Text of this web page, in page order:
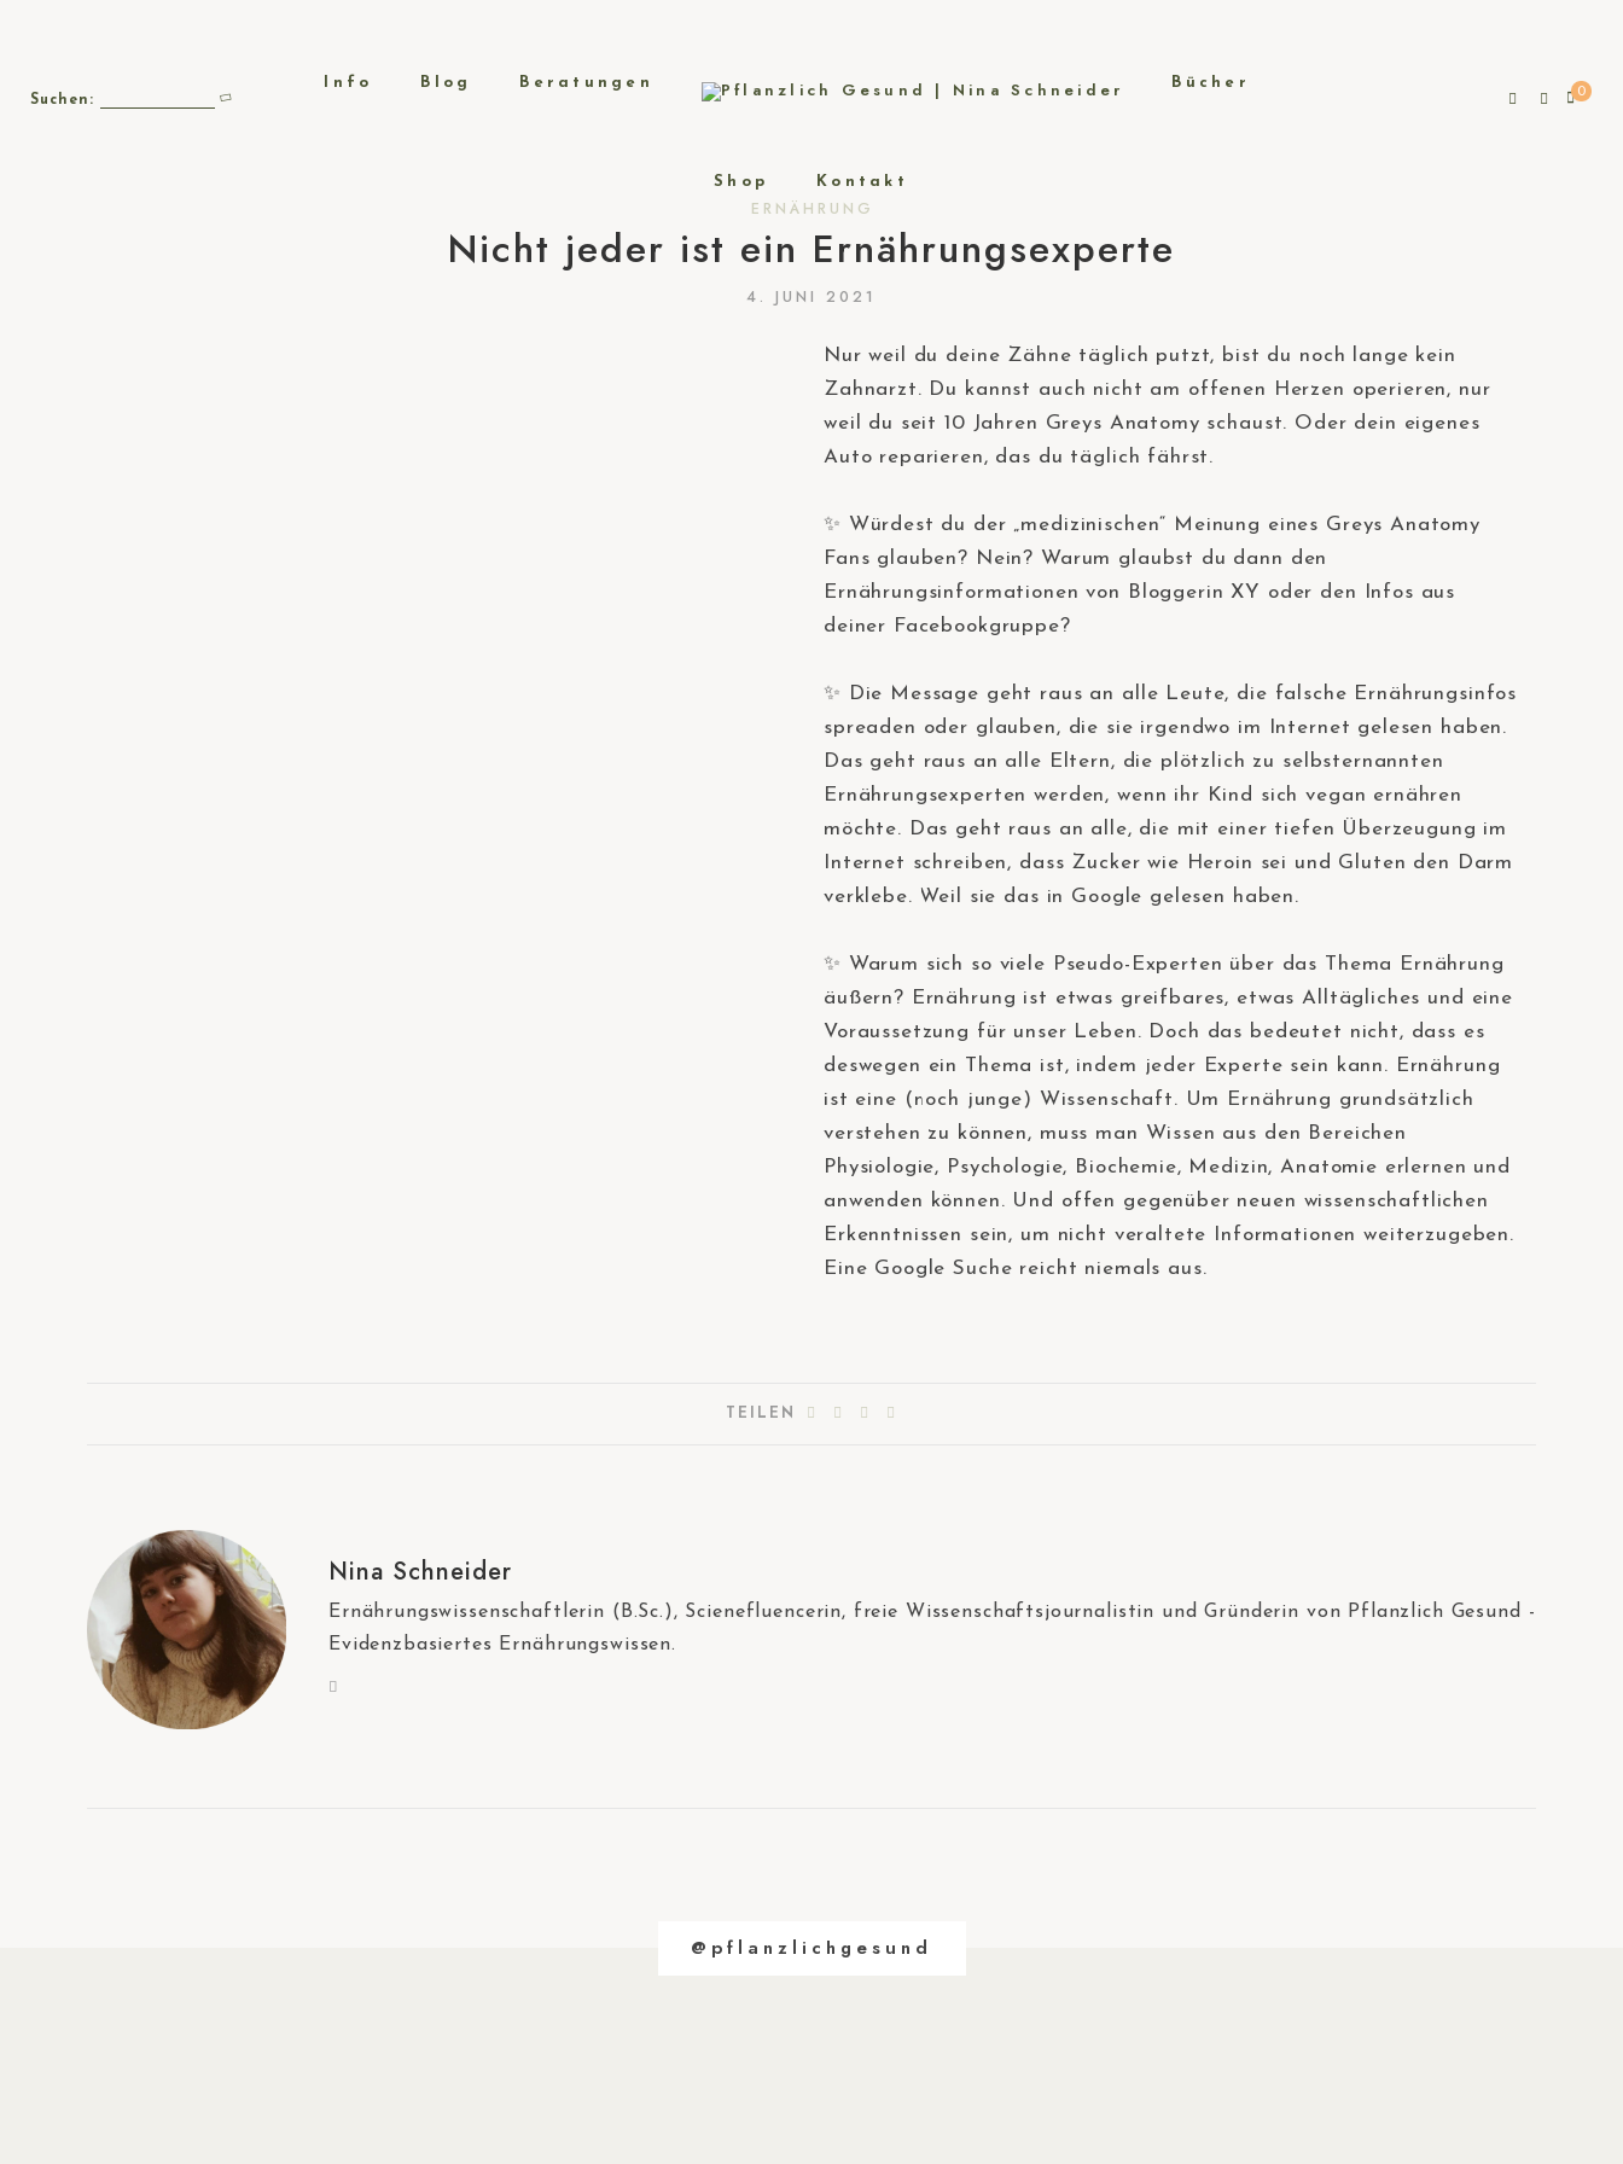
Suchen:
Info Blog Beratungen Bücher
Shop Kontakt
0
ERNÄHRUNG
Nicht jeder ist ein Ernährungsexperte
4. JUNI 2021
Nur weil du deine Zähne täglich putzt, bist du noch lange kein
Zahnarzt. Du kannst auch nicht am offenen Herzen operieren, nur
weil du seit 10 Jahren Greys Anatomy schaust. Oder dein eigenes
Auto reparieren, das du täglich fährst. ⠀
✨ Würdest du der „medizinischen“ Meinung eines Greys Anatomy
Fans glauben? Nein? Warum glaubst du dann den
Ernährungsinformationen von Bloggerin XY oder den Infos aus
deiner Facebookgruppe?⠀
✨ Die Message geht raus an alle Leute, die falsche Ernährungsinfos
spreaden oder glauben, die sie irgendwo im Internet gelesen haben.
Das geht raus an alle Eltern, die plötzlich zu selbsternannten
Ernährungsexperten werden, wenn ihr Kind sich vegan ernähren
möchte. Das geht raus an alle, die mit einer tiefen Überzeugung im
Internet schreiben, dass Zucker wie Heroin sei und Gluten den Darm
verklebe. Weil sie das in Google gelesen haben.⠀
✨ Warum sich so viele Pseudo-Experten über das Thema Ernährung
äußern? Ernährung ist etwas greifbares, etwas Alltägliches und eine
Voraussetzung für unser Leben. Doch das bedeutet nicht, dass es
deswegen ein Thema ist, indem jeder Experte sein kann. Ernährung
ist eine (noch junge) Wissenschaft. Um Ernährung grundsätzlich
verstehen zu können, muss man Wissen aus den Bereichen
Physiologie, Psychologie, Biochemie, Medizin, Anatomie erlernen und
anwenden können. Und offen gegenüber neuen wissenschaftlichen
Erkenntnissen sein, um nicht veraltete Informationen weiterzugeben.
Eine Google Suche reicht niemals aus. ⠀
TEILEN
Nina Schneider
Ernährungswissenschaftlerin (B.Sc.), Scienefluencerin, freie Wissenschaftsjournalistin und Gründerin von Pflanzlich Gesund -
Evidenzbasiertes Ernährungswissen.
@pflanzlichgesund